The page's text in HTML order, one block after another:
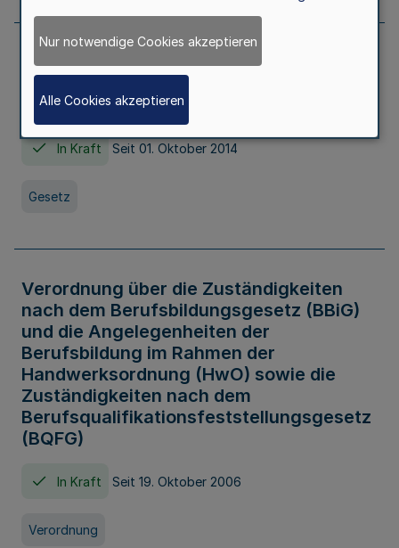
Gesetz über die Hochschulen des Landes
Nordrhein-Westfalen (Hochschulgesetz -
HG)
In Kraft Seit 01. Oktober 2014
Gesetz
Verordnung über die Zuständigkeiten
nach dem Berufsbildungsgesetz (BBiG)
und die Angelegenheiten der
Berufsbildung im Rahmen der
Handwerksordnung (HwO) sowie die
Zuständigkeiten nach dem
Berufsqualifikationsfeststellungsgesetz
(BQFG)
In Kraft Seit 19. Oktober 2006
Verordnung
Nur notwendige Cookies akzeptieren
Alle Cookies akzeptieren